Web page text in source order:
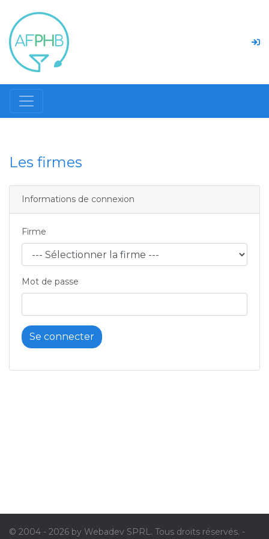
Les firmes
Informations de connexion
Firme
Mot de passe
Se connecter
© 2004 - 2026 by Webadev SPRL. Tous droits réservés. -